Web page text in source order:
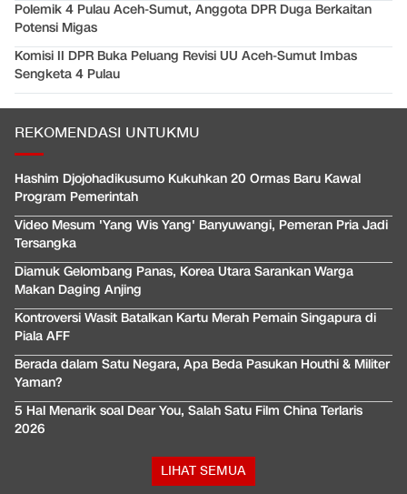
Polemik 4 Pulau Aceh-Sumut, Anggota DPR Duga Berkaitan
Potensi Migas
Komisi II DPR Buka Peluang Revisi UU Aceh-Sumut Imbas
Sengketa 4 Pulau
REKOMENDASI UNTUKMU
Hashim Djojohadikusumo Kukuhkan 20 Ormas Baru Kawal
Program Pemerintah
Video Mesum 'Yang Wis Yang' Banyuwangi, Pemeran Pria Jadi
Tersangka
Diamuk Gelombang Panas, Korea Utara Sarankan Warga
Makan Daging Anjing
Kontroversi Wasit Batalkan Kartu Merah Pemain Singapura di
Piala AFF
Berada dalam Satu Negara, Apa Beda Pasukan Houthi & Militer
Yaman?
5 Hal Menarik soal Dear You, Salah Satu Film China Terlaris
2026
LIHAT SEMUA